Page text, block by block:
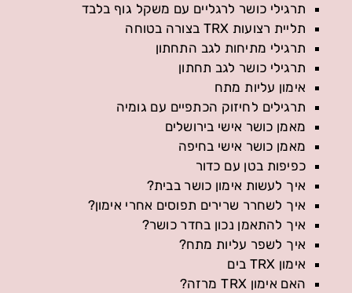
תרגילי כושר לרגליים עם משקל גוף בלבד
תליית רצועות TRX בצורה בטוחה
תרגילי מתיחות לגב התחתון
תרגילי כושר לגב תחתון
אימון עליות מתח
תרגילים לחיזוק הכתפיים עם גומיה
מאמן כושר אישי בירושלים
מאמן כושר אישי בחיפה
כפיפות בטן עם כדור
איך לעשות אימון כושר בבית?
איך לשחרר שרירים תפוסים אחרי אימון?
איך להתאמן נכון בחדר כושר?
איך לשפר עליות מתח?
אימון TRX בים
האם אימון TRX מרזה?